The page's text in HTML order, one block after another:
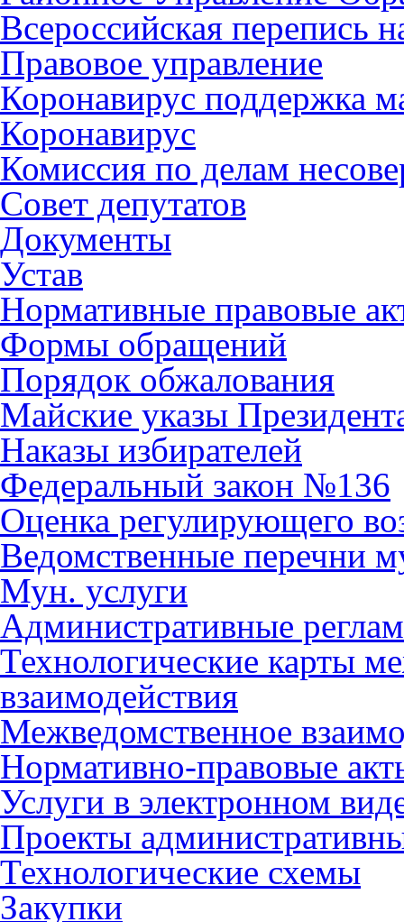
Всероссийская перепись
Правовое управление
Коронавирус поддержка
Коронавирус
Комиссия по делам
Совет депутатов
Документы
Устав
Нормативные правовые
Формы обращений
Порядок обжалования
Майские указы
Наказы избирателей
Федеральный закон №136
Оценка регулирующего
Ведомственные перечни
Мун. услуги
Административные
Технологические карты
взаимодействия
Межведомственное
Нормативно-правовые
Услуги в электронном
Проекты
Технологические схемы
Закупки